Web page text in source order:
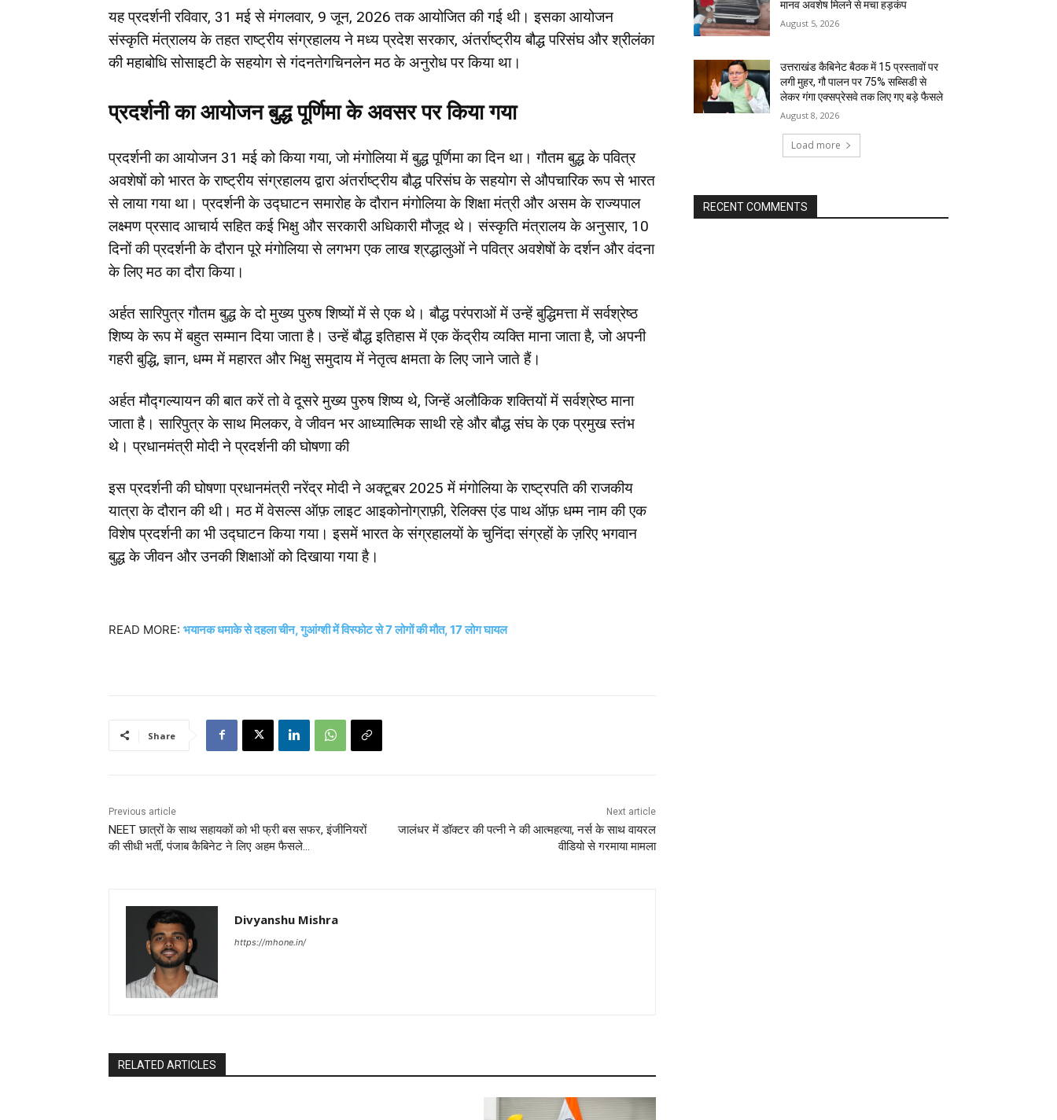
यह प्रदर्शनी रविवार, 31 मई से मंगलवार, 9 जून, 2026 तक आयोजित की गई थी। इसका आयोजन
संस्कृति मंत्रालय के तहत राष्ट्रीय संग्रहालय ने मध्य प्रदेश सरकार, अंतर्राष्ट्रीय बौद्ध परिसंघ और श्रीलंका
की महाबोधि सोसाइटी के सहयोग से गंदनतेगचिनलेन मठ के अनुरोध पर किया था।
प्रदर्शनी का आयोजन बुद्ध पूर्णिमा के अवसर पर किया गया
प्रदर्शनी का आयोजन 31 मई को किया गया, जो मंगोलिया में बुद्ध पूर्णिमा का दिन था। गौतम बुद्ध के पवित्र
अवशेषों को भारत के राष्ट्रीय संग्रहालय द्वारा अंतर्राष्ट्रीय बौद्ध परिसंघ के सहयोग से औपचारिक रूप से भारत
से लाया गया था। प्रदर्शनी के उद्घाटन समारोह के दौरान मंगोलिया के शिक्षा मंत्री और असम के राज्यपाल
लक्ष्मण प्रसाद आचार्य सहित कई भिक्षु और सरकारी अधिकारी मौजूद थे। संस्कृति मंत्रालय के अनुसार, 10
दिनों की प्रदर्शनी के दौरान पूरे मंगोलिया से लगभग एक लाख श्रद्धालुओं ने पवित्र अवशेषों के दर्शन और वंदना
के लिए मठ का दौरा किया।
अर्हत सारिपुत्र गौतम बुद्ध के दो मुख्य पुरुष शिष्यों में से एक थे। बौद्ध परंपराओं में उन्हें बुद्धिमत्ता में सर्वश्रेष्ठ
शिष्य के रूप में बहुत सम्मान दिया जाता है। उन्हें बौद्ध इतिहास में एक केंद्रीय व्यक्ति माना जाता है, जो अपनी
गहरी बुद्धि, ज्ञान, धम्म में महारत और भिक्षु समुदाय में नेतृत्व क्षमता के लिए जाने जाते हैं।
अर्हत मौद्गल्यायन की बात करें तो वे दूसरे मुख्य पुरुष शिष्य थे, जिन्हें अलौकिक शक्तियों में सर्वश्रेष्ठ माना
जाता है। सारिपुत्र के साथ मिलकर, वे जीवन भर आध्यात्मिक साथी रहे और बौद्ध संघ के एक प्रमुख स्तंभ
थे। प्रधानमंत्री मोदी ने प्रदर्शनी की घोषणा की
इस प्रदर्शनी की घोषणा प्रधानमंत्री नरेंद्र मोदी ने अक्टूबर 2025 में मंगोलिया के राष्ट्रपति की राजकीय
यात्रा के दौरान की थी। मठ में वेसल्स ऑफ़ लाइट आइकोनोग्राफ़ी, रेलिक्स एंड पाथ ऑफ़ धम्म नाम की एक
विशेष प्रदर्शनी का भी उद्घाटन किया गया। इसमें भारत के संग्रहालयों के चुनिंदा संग्रहों के ज़रिए भगवान
बुद्ध के जीवन और उनकी शिक्षाओं को दिखाया गया है।
READ MORE: भयानक धमाके से दहला चीन, गुआंग्शी में विस्फोट से 7 लोगों की मौत, 17 लोग घायल
Share
Previous article
NEET छात्रों के साथ सहायकों को भी फ्री बस सफर, इंजीनियरों
की सीधी भर्ती, पंजाब कैबिनेट ने लिए अहम फैसले…
Next article
जालंधर में डॉक्टर की पत्नी ने की आत्महत्या, नर्स के साथ वायरल
वीडियो से गरमाया मामला
Divyanshu Mishra
https://mhone.in/
RELATED ARTICLES
मानव अवशेष मिलने से मचा हड़कंप
August 5, 2026
उत्तराखंड कैबिनेट बैठक में 15 प्रस्तावों पर
लगी मुहर, गौ पालन पर 75% सब्सिडी से
लेकर गंगा एक्सप्रेसवे तक लिए गए बड़े फैसले
August 8, 2026
Load more
RECENT COMMENTS